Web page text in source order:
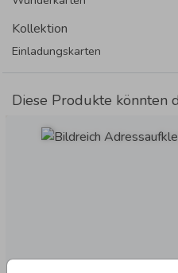
Kollektion
Einladungskarten
Diese Produkte könnten